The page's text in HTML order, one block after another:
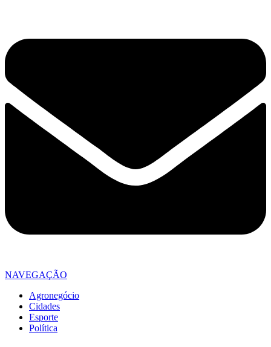
NAVEGAÇÃO
Agronegócio
Cidades
Esporte
Política